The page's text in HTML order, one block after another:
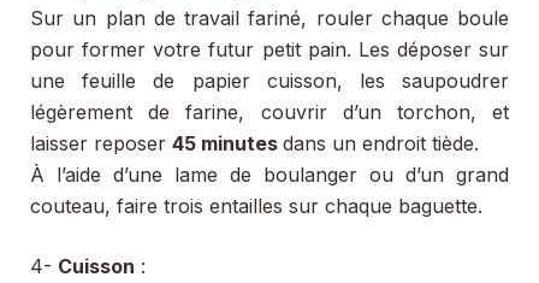
Sur un plan de travail fariné, rouler chaque boule
pour former votre futur petit pain. Les déposer sur
une feuille de papier cuisson, les saupoudrer
légèrement de farine, couvrir d’un torchon, et
laisser reposer 45 minutes dans un endroit tiède.
À l’aide d’une lame de boulanger ou d’un grand
couteau, faire trois entailles sur chaque baguette.
4- Cuisson :